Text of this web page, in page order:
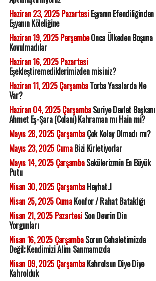
Haziran 23, 2025 PazartesiEşyanın Efendiliğinden
Eşyanın Köleliğine
Haziran 19, 2025 PerşembeOnca Ülkeden Boşuna
Kovulmadılar
Haziran 16, 2025 Pazartesi
Eşekleştiremediklerimizden misiniz?
Haziran 11, 2025 ÇarşambaTorba Yasalarda Ne
Var?
Haziran 04, 2025 ÇarşambaSuriye Devlet Başkanı
Ahmet Eş-Şara (Colani) Kahraman mı Hain mi?
Mayıs 28, 2025 ÇarşambaÇok Kolay Olmadı mı?
Mayıs 23, 2025 CumaBizi Kirletiyorlar
Mayıs 14, 2025 ÇarşambaSekülerizmin En Büyük
Putu
Nisan 30, 2025 ÇarşambaHeyhat..!
Nisan 25, 2025 CumaKonfor / Rahat Bataklığı
Nisan 21, 2025 PazartesiSon Devrin Din
Yorgunları
Nisan 16, 2025 ÇarşambaSorun Cehaletimizde
Değil; Kendimizi Alim Sanmamızda
Nisan 09, 2025 ÇarşambaKahrolsun Diye Diye
Kahrolduk